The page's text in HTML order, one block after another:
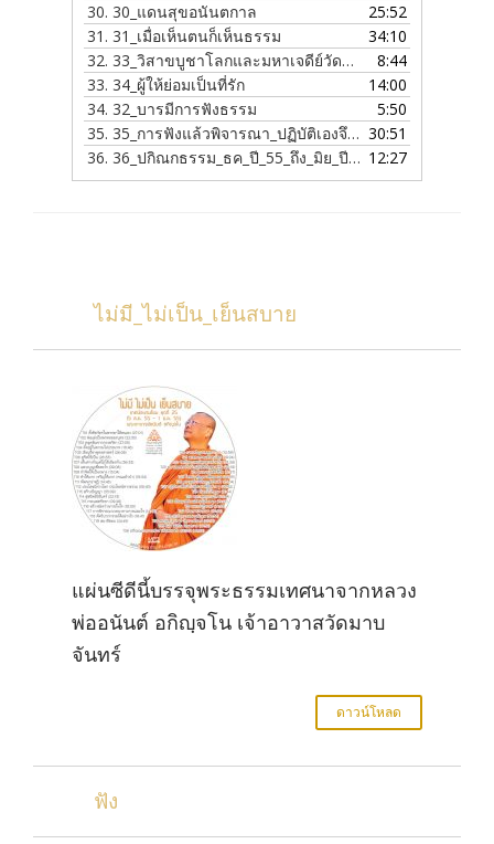
30. 30_แดนสุขอนันตกาล
25:52
31. 31_เมื่อเห็นตนก็เห็นธรรม
34:10
32. 33_วิสาขบูชาโลกและมหาเจดีย์วัดมาบจันทร์
8:44
33. 34_ผู้ให้ย่อมเป็นที่รัก
14:00
34. 32_บารมีการฟังธรรม
5:50
35. 35_การฟังแล้วพิจารณา_ปฏิบัติเองจึงจะเห็นธรรม
30:51
36. 36_ปกิณกธรรม_ธค_ปี_55_ถึง_มิย_ปี_56 12:27
ไม่มี_ไม่เป็น_เย็นสบาย
แผ่นซีดีนี้บรรจุพระธรรมเทศนาจากหลวง
พ่ออนันต์ อกิญฺจโน เจ้าอาวาสวัดมาบ
จันทร์
ดาวน์โหลด
ฟัง